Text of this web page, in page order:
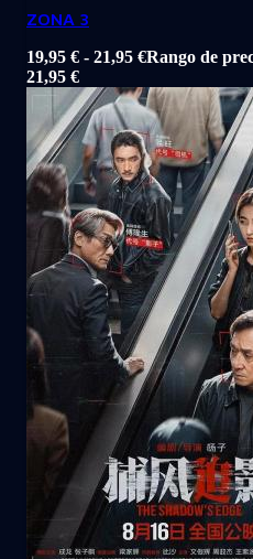
ZONA 3
19,95 € - 21,95 €Rango de
21,95 €